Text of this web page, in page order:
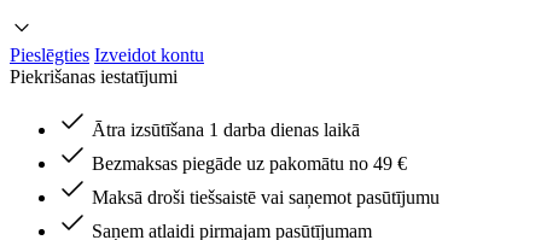
Pieslēgties Izveidot kontu
Piekrišanas iestatījumi
Ātra izsūtīšana 1 darba dienas laikā
Bezmaksas piegāde uz pakomātu no 49 €
Maksā droši tiešsaistē vai saņemot pasūtījumu
Saņem atlaidi pirmajam pasūtījumam